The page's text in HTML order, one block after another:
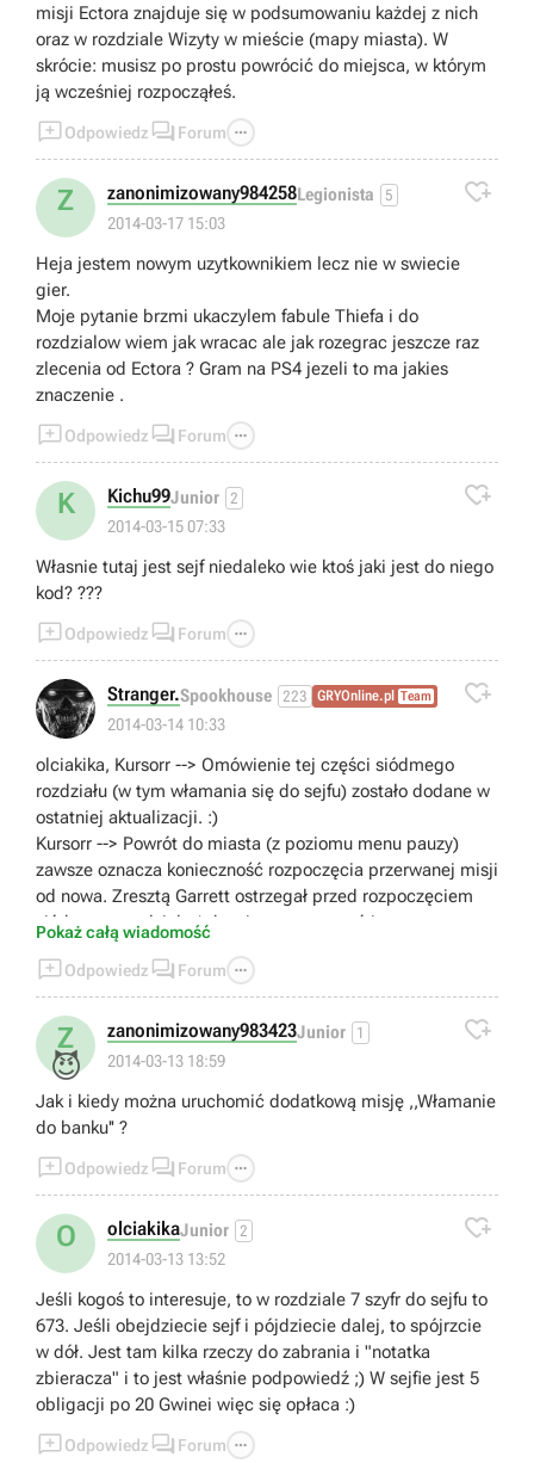
misji Ectora znajduje się w podsumowaniu każdej z nich
oraz w rozdziale Wizyty w mieście (mapy miasta). W
skrócie: musisz po prostu powrócić do miejsca, w którym
ją wcześniej rozpocząłeś.
Odpowiedz  Forum 
Z zanonimizowany984258Legionista 5
2014-03-17 15:03

Heja jestem nowym uzytkownikiem lecz nie w swiecie
gier.
Moje pytanie brzmi ukaczylem fabule Thiefa i do
rozdzialow wiem jak wracac ale jak rozegrac jeszcze raz
zlecenia od Ectora ? Gram na PS4 jezeli to ma jakies
znaczenie .
Odpowiedz  Forum 
K Kichu99Junior 2
2014-03-15 07:33

Własnie tutaj jest sejf niedaleko wie ktoś jaki jest do niego
kod? ???
Odpowiedz  Forum 
Stranger.Spookhouse 223 GRYOnline.pl Team
2014-03-14 10:33

olciakika, Kursorr --> Omówienie tej części siódmego
rozdziału (w tym włamania się do sejfu) zostało dodane w
ostatniej aktualizacji. :)
Kursorr --> Powrót do miasta (z poziomu menu pauzy)
zawsze oznacza konieczność rozpoczęcia przerwanej misji
od nowa. Zresztą Garrett ostrzegał przed rozpoczęciem
siódmego rozdziału żeby się przygotować i
wspomnieliśmy też o tym w poradniku.
Pokaż całą wiadomość
Odpowiedz  Forum 
Z
😈
zanonimizowany983423Junior 1
2014-03-13 18:59

Jak i kiedy można uruchomić dodatkową misję ,,Włamanie
do banku'' ?
Odpowiedz  Forum 
O olciakikaJunior 2
2014-03-13 13:52

Jeśli kogoś to interesuje, to w rozdziale 7 szyfr do sejfu to
673. Jeśli obejdziecie sejf i pójdziecie dalej, to spójrzcie
w dół. Jest tam kilka rzeczy do zabrania i "notatka
zbieracza" i to jest właśnie podpowiedź ;) W sejfie jest 5
obligacji po 20 Gwinei więc się opłaca :)
Odpowiedz  Forum 